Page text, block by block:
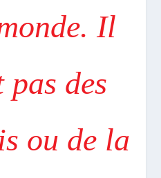
Il
pas des
ou de la